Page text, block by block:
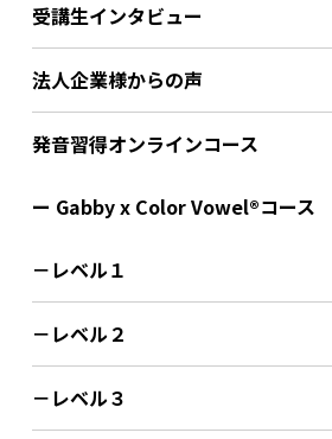
受講生インタビュー
法人企業様からの声
発音習得オンラインコース
ー Gabby x Color Vowel®︎コース
－レベル１
－レベル２
－レベル３